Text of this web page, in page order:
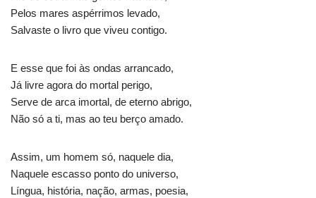
Pelos mares aspérrimos levado,
Salvaste o livro que viveu contigo.
E esse que foi às ondas arrancado,
Já livre agora do mortal perigo,
Serve de arca imortal, de eterno abrigo,
Não só a ti, mas ao teu berço amado.
Assim, um homem só, naquele dia,
Naquele escasso ponto do universo,
Língua, história, nação, armas, poesia,